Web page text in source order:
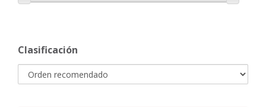
Clasificación